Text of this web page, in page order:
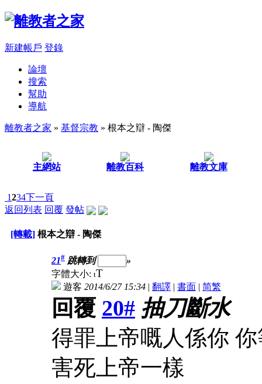
新建帳戶 登錄
論壇
搜索
幫助
導航
離教者之家 » 基督宗教 » 根本之辯 - 陶傑
主網站 離教百科 離教文庫
1234下一頁
返回列表 回覆 發帖
[轉載] 根本之辯 - 陶傑
21# 跳轉到
»
字體大小: tT
遊客 2014/6/27 15:34 | 翻譯 | 書面 | 简繁
回覆 20# 抽刀斷水
得罪上帝嘅人係你
害死上帝一樣